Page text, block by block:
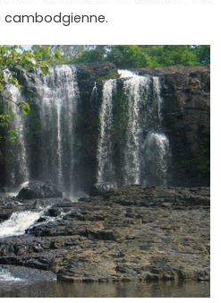
cambodgienne.